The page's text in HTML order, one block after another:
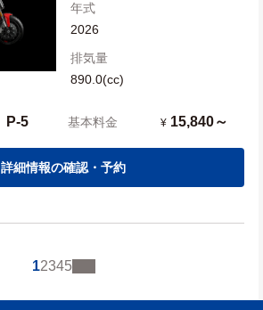
年式
2026
排気量
890.0(cc)
P-5 基本料金 ¥ 15,840～
詳細情報の確認・予約
12345